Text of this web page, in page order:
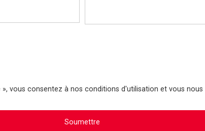
vous consentez à nos conditions d'utilisation et vous